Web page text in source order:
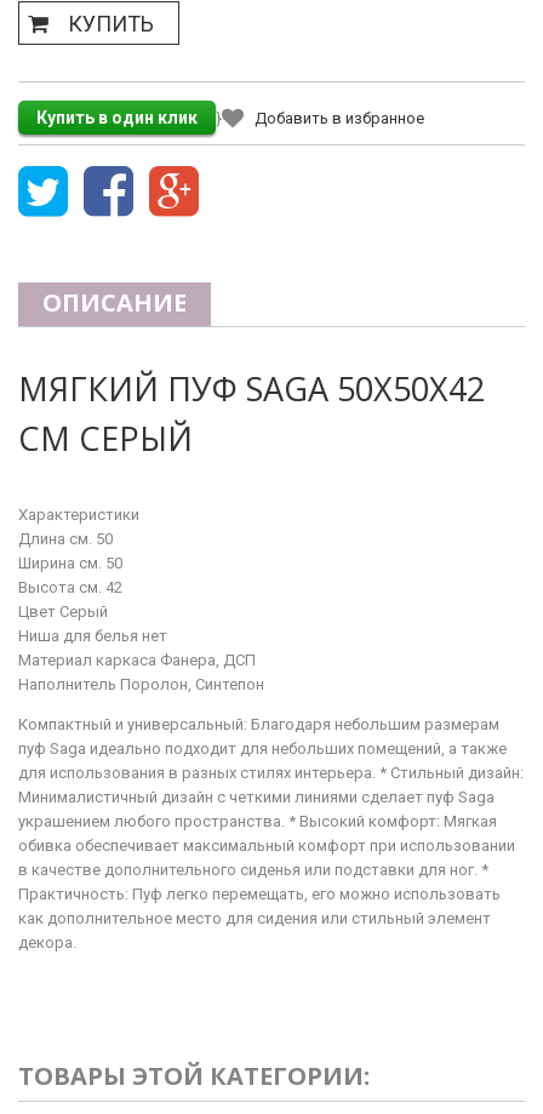
КУПИТЬ
} Добавить в избранное
ОПИСАНИЕ
МЯГКИЙ ПУФ SAGA 50Х50Х42
СМ СЕРЫЙ
Характеристики
Длина см. 50
Ширина см. 50
Высота см. 42
Цвет Серый
Ниша для белья нет
Материал каркаса Фанера, ДСП
Наполнитель Поролон, Синтепон
Компактный и универсальный: Благодаря небольшим размерам
пуф Saga идеально подходит для небольших помещений, а также
для использования в разных стилях интерьера. * Стильный дизайн:
Минималистичный дизайн с четкими линиями сделает пуф Saga
украшением любого пространства. * Высокий комфорт: Мягкая
обивка обеспечивает максимальный комфорт при использовании
в качестве дополнительного сиденья или подставки для ног. *
Практичность: Пуф легко перемещать, его можно использовать
как дополнительное место для сидения или стильный элемент
декора.
ТОВАРЫ ЭТОЙ КАТЕГОРИИ: